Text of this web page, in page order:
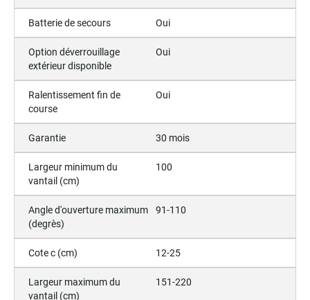
Batterie de secours Oui
Option déverrouillage
extérieur disponible
Oui
Ralentissement fin de
course
Oui
Garantie 30 mois
Largeur minimum du
vantail (cm)
100
Angle d'ouverture maximum
(degrès)
91-110
Cote c (cm) 12-25
Largeur maximum du
vantail (cm)
151-220